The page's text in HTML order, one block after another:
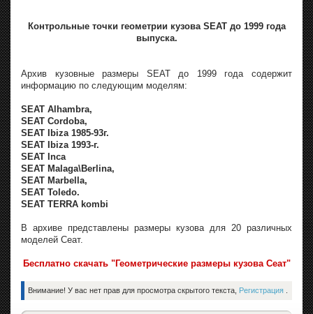
Контрольные точки геометрии кузова SEAT до 1999 года
выпуска.
Архив кузовные размеры SEAT до 1999 года содержит
информацию по следующим моделям:
SEAT Alhambra,
SEAT Cordoba,
SEAT Ibiza 1985-93г.
SEAT Ibiza 1993-г.
SEAT Inca
SEAT Malaga\Berlina,
SEAT Marbella,
SEAT Toledo.
SEAT TERRA kombi
В архиве представлены размеры кузова для 20 различных
моделей Сеат.
Бесплатно скачать "Геометрические размеры кузова Сеат"
Внимание! У вас нет прав для просмотра скрытого текста, Регистрация .